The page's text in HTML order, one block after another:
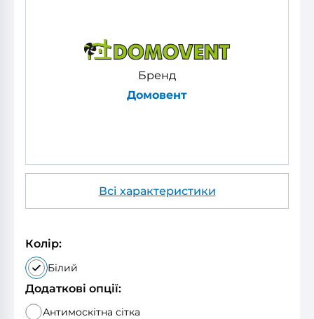
Бренд
Домовент
Всі характеристики
Колір:
Білий
Додаткові опції:
Антимоскітна сітка